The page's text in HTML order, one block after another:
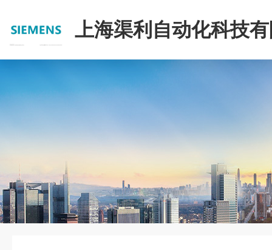
上海渠利自动化科技